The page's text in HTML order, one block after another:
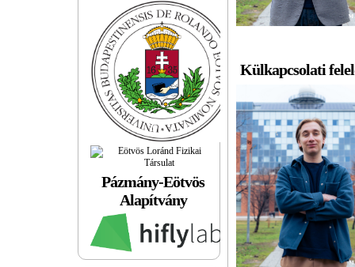
Pázmány-Eötvös
Alapítvány
Külkapcsolati